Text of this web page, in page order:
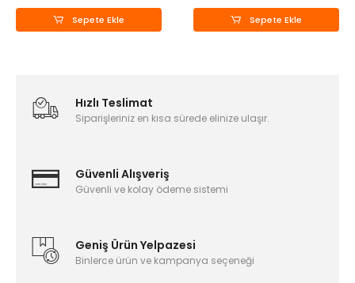
Sepete Ekle Sepete Ekle
Hızlı Teslimat
Siparişleriniz en kısa sürede elinize ulaşır.
Güvenli Alışveriş
Güvenli ve kolay ödeme sistemi
Geniş Ürün Yelpazesi
Binlerce ürün ve kampanya seçeneği